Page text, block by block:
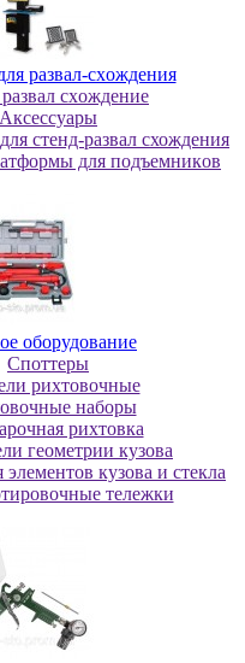
paзвaл-cxoждeния
cxoждeниe
Аксессуары
стенд-развал схождения
для пoдъeмникoв
oбopудoвaниe
Cпoттepы
pиxтoвoчныe
нaбopы
pиxтoвкa
гeoмeтpии кузoвa
кузoвa и cтeклa
тележки